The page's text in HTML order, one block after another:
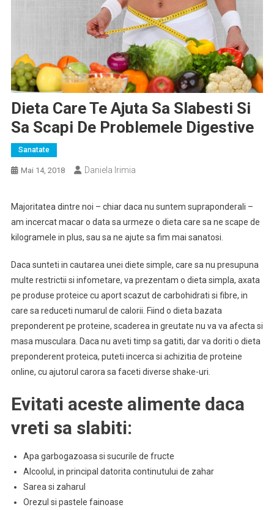
Dieta Care Te Ajuta Sa Slabesti Si
Sa Scapi De Problemele Digestive
Sanatate
Mai 14, 2018 Daniela Irimia
Majoritatea dintre noi – chiar daca nu suntem supraponderali –
am incercat macar o data sa urmeze o dieta care sa ne scape de
kilogramele in plus, sau sa ne ajute sa fim mai sanatosi.
Daca sunteti in cautarea unei diete simple, care sa nu presupuna
multe restrictii si infometare, va prezentam o dieta simpla, axata
pe produse proteice cu aport scazut de carbohidrati si fibre, in
care sa reduceti numarul de calorii. Fiind o dieta bazata
preponderent pe proteine, scaderea in greutate nu va va afecta si
masa musculara. Daca nu aveti timp sa gatiti, dar va doriti o dieta
preponderent proteica, puteti incerca si achizitia de proteine
online, cu ajutorul carora sa faceti diverse shake-uri.
Evitati aceste alimente daca
vreti sa slabiti:
Apa garbogazoasa si sucurile de fructe
Alcoolul, in principal datorita continutului de zahar
Sarea si zaharul
Orezul si pastele fainoase